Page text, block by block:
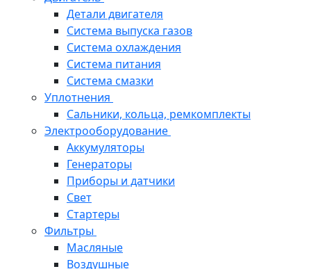
Детали двигателя
Система выпуска газов
Система охлаждения
Система питания
Система смазки
Уплотнения
Сальники, кольца, ремкомплекты
Электрооборудование
Аккумуляторы
Генераторы
Приборы и датчики
Свет
Стартеры
Фильтры
Масляные
Воздушные